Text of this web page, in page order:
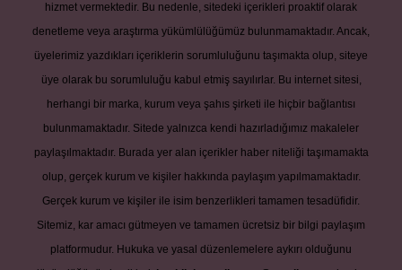
hizmet vermektedir. Bu nedenle, sitedeki içerikleri proaktif olarak
denetleme veya araştırma yükümlülüğümüz bulunmamaktadır. Ancak,
üyelerimiz yazdıkları içeriklerin sorumluluğunu taşımakta olup, siteye
üye olarak bu sorumluluğu kabul etmiş sayılırlar. Bu internet sitesi,
herhangi bir marka, kurum veya şahıs şirketi ile hiçbir bağlantısı
bulunmamaktadır. Sitede yalnızca kendi hazırladığımız makaleler
paylaşılmaktadır. Burada yer alan içerikler haber niteliği taşımamakta
olup, gerçek kurum ve kişiler hakkında paylaşım yapılmamaktadır.
Gerçek kurum ve kişiler ile isim benzerlikleri tamamen tesadüfidir.
Sitemiz, kar amacı gütmeyen ve tamamen ücretsiz bir bilgi paylaşım
platformudur. Hukuka ve yasal düzenlemelere aykırı olduğunu